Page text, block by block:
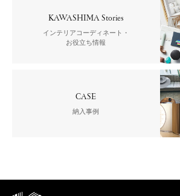
KAWASHIMA Stories
インテリアコーディネート・
お役立ち情報
CASE
納入事例